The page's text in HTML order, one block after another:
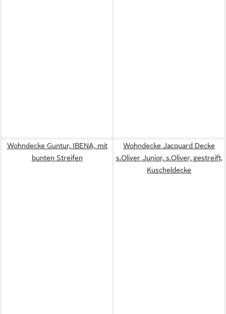
Wohndecke Guntur, IBENA, mit
bunten Streifen
Wohndecke Jacquard Decke
s.Oliver Junior, s.Oliver, gestreift,
Kuscheldecke